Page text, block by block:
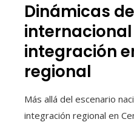
Dinámicas
internacional
integración
regional
Más allá del escenario
integración regional en